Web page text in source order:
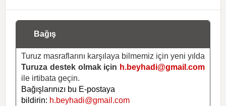
Bağış
Turuz masraflarını karşılaya bilmemiz için yeni yılda
Turuza destek olmak için h.beyhadi@gmail.com
ile irtibata geçin.
Bağışlarınızı bu E-postaya
bildirin: h.beyhadi@gmail.com